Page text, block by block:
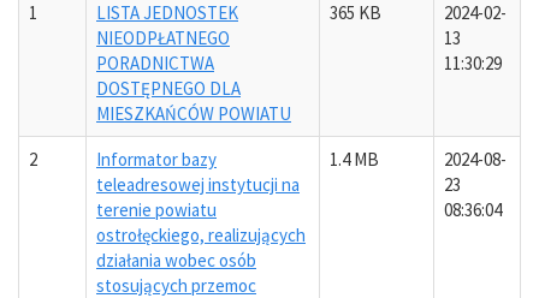
1
LISTA JEDNOSTEK
NIEODPŁATNEGO
PORADNICTWA
DOSTĘPNEGO DLA
MIESZKAŃCÓW POWIATU
365 KB
2024-02-
13
11:30:29
2
Informator bazy
teleadresowej instytucji na
terenie powiatu
ostrołęckiego, realizujących
działania wobec osób
stosujących przemoc
1.4 MB
2024-08-
23
08:36:04